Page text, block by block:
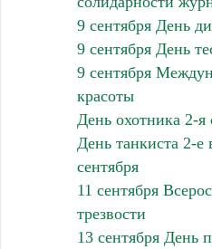
9 сентября День
9 сентября День
9 сентября
красоты
День охотника 2-я
День танкиста 2-е
сентября
11 сентября
трезвости
13 сентября День